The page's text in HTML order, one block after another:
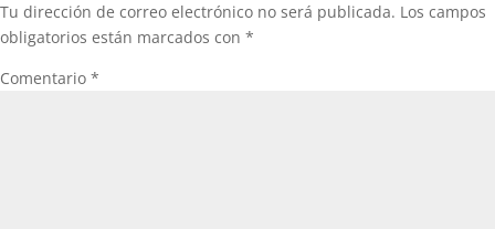
Tu dirección de correo electrónico no será publicada. Los campos
obligatorios están marcados con *
Comentario *